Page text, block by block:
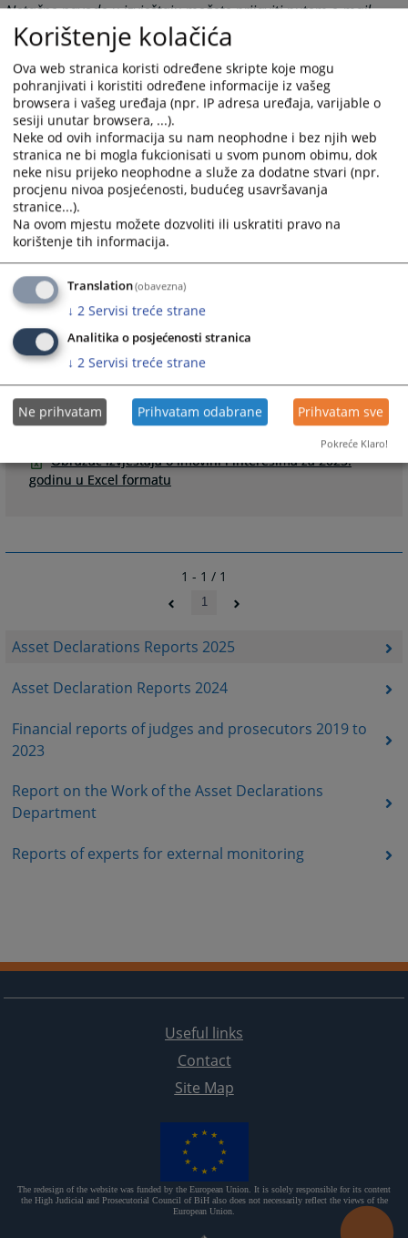
Asset Declarations Reports 2025
Asset Declaration Reports 2024
Financial reports of judges and prosecutors 2019 to
2023
Report on the Work of the Asset Declarations
Department
Reports of experts for external monitoring
Netačne navode u izvještaju možete prijaviti putem e-mail
adrese:prijava.nepravilnosti@pravosudje.ba
Podnesene prijave će se smatrati prijavama o netačnosti
navoda u izvještaju u smislu odredbe člana 86c. stav (2)
Zakona o VSTV-u BiH, na osnovu kojih će se, u pravilu,
inicirati provođenje dodatne provjere Izvještaja. U roku od
60 dana od dana podnošenja, podnosiocu prijave će biti
dostavljena informacija o preduzetim aktivnostima.
3824VIEWS
Files
Dopis broj 15-09-10-929-2/2026
Najčešće postavljena pitanja u vezi popunjavanja
Obrazac izvještaja o imovini i interesima za 2025.
godinu u Excel formatu
1 - 1 / 1
1
Useful links
Contact
Site Map
The redesign of the website was funded by the European Union. It is solely responsible for its content
the High Judicial and Prosecutorial Council of BiH also does not necessarily reflect the views of the
European Union.
Korištenje kolačića
Ova web stranica koristi određene skripte koje mogu
pohranjivati i koristiti određene informacije iz vašeg
browsera i vašeg uređaja (npr. IP adresa uređaja, varijable o
sesiji unutar browsera, ...).
Neke od ovih informacija su nam neophodne i bez njih web
stranica ne bi mogla fukcionisati u svom punom obimu, dok
neke nisu prijeko neophodne a služe za dodatne stvari (npr.
procjenu nivoa posjećenosti, budućeg usavršavanja
stranice...).
Na ovom mjestu možete dozvoliti ili uskratiti pravo na
korištenje tih informacija.
Translation(obavezna)
↓ 2 Servisi treće strane
Analitika o posjećenosti stranica
↓ 2 Servisi treće strane
Ne prihvatam Prihvatam odabrane Prihvatam sve
Pokreće Klaro!